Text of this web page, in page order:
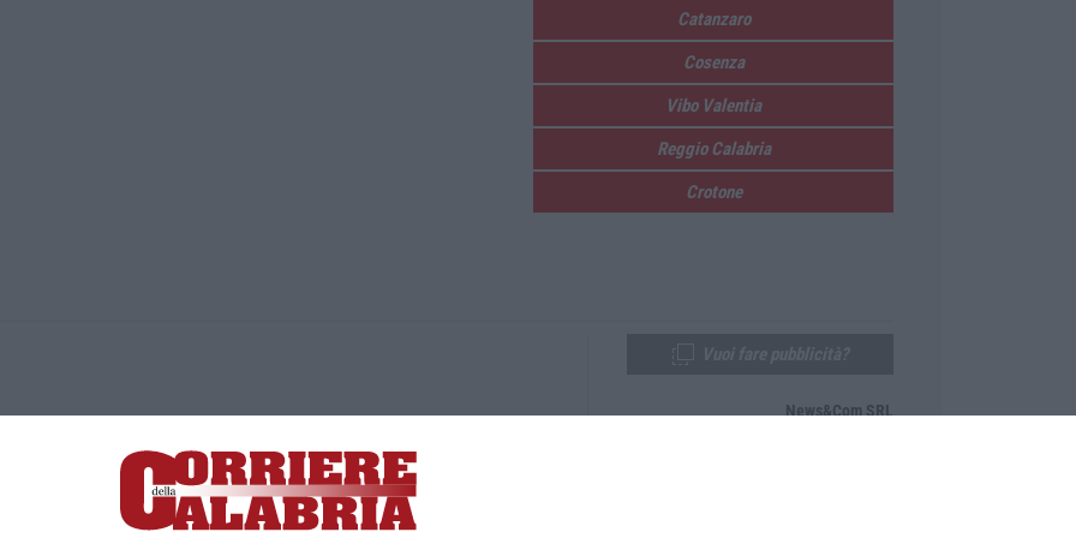
Catanzaro
Cosenza
Vibo Valentia
Reggio Calabria
Crotone
Lamezia Terme (CZ)
responsabile Paola Militano |Privacy
News&Com SRL